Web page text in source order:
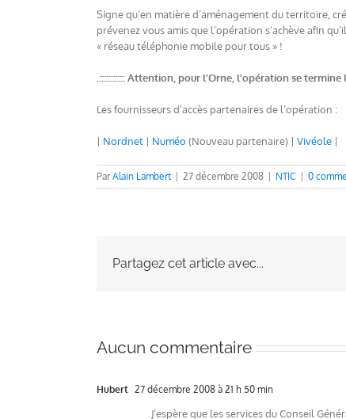
Signe qu’en matière d’aménagement du territoire,
prévenez vous amis que l’opération s’achève afin
« réseau téléphonie mobile pour tous » !
.::::::::::: Attention, pour l’Orne, l’opération se
Les fournisseurs d’accès partenaires de l’opération :
| Nordnet | Numéo (Nouveau partenaire) | Vivéole |
ParAlain Lambert 27 décembre 2008 NTIC 0
Partagez cet article avec...
Aucun commentaire
Hubert 27 décembre 2008 à 21 h 50 min
J’espère que les services du Conseil